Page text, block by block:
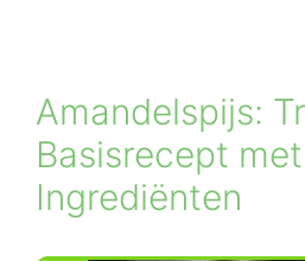
Amandelspijs:
Basisrecept
Ingrediënten